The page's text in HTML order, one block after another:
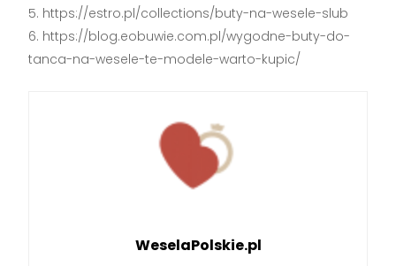
https://estro.pl/collections/buty-na-wesele-slub
https://blog.eobuwie.com.pl/wygodne-buty-do-
tanca-na-wesele-te-modele-warto-kupic/
WeselaPolskie.pl